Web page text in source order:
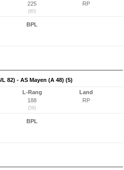
225
(80)
RP
BPL
82) - AS Mayen (A 48) (5)
L-Rang
188
(56)
Land
RP
BPL